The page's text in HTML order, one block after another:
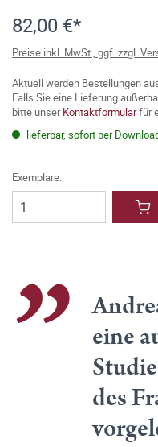
82,00 €*
Preise inkl. MwSt., ggf. zzgl.
Aktuell werden Bestellungen
Falls Sie eine Lieferung
bitte unserKontaktformularfür
lieferbar, sofort per
Exemplare:
eine
des